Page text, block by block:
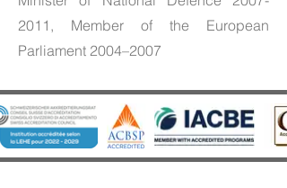
2011 , Member of the European
Parliament 2004–2007